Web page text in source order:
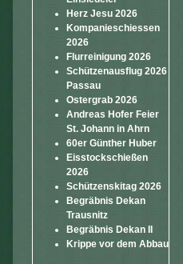
Herz Jesu 2026
Kompanieschiessen
2026
Flurreinigung 2026
Schützenausflug 2026
Passau
Ostergrab 2026
Andreas Hofer Feier
St. Johann in Ahrn
60er Günther Huber
Eisstockschießen
2026
Schützenskitag 2026
Begräbnis Dekan
Trausnitz
Begräbnis Dekan II
Krippe vor dem Abbau